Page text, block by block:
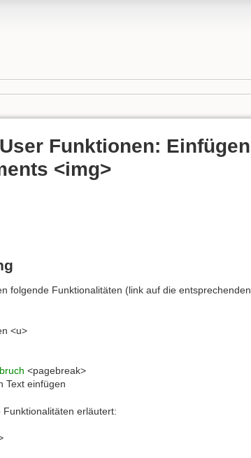
Funktionen: Einfügen
<img>
folgende Funktionalitäten (link auf die entsprechenden
<u>
<pagebreak>
Text einfügen
erläutert: